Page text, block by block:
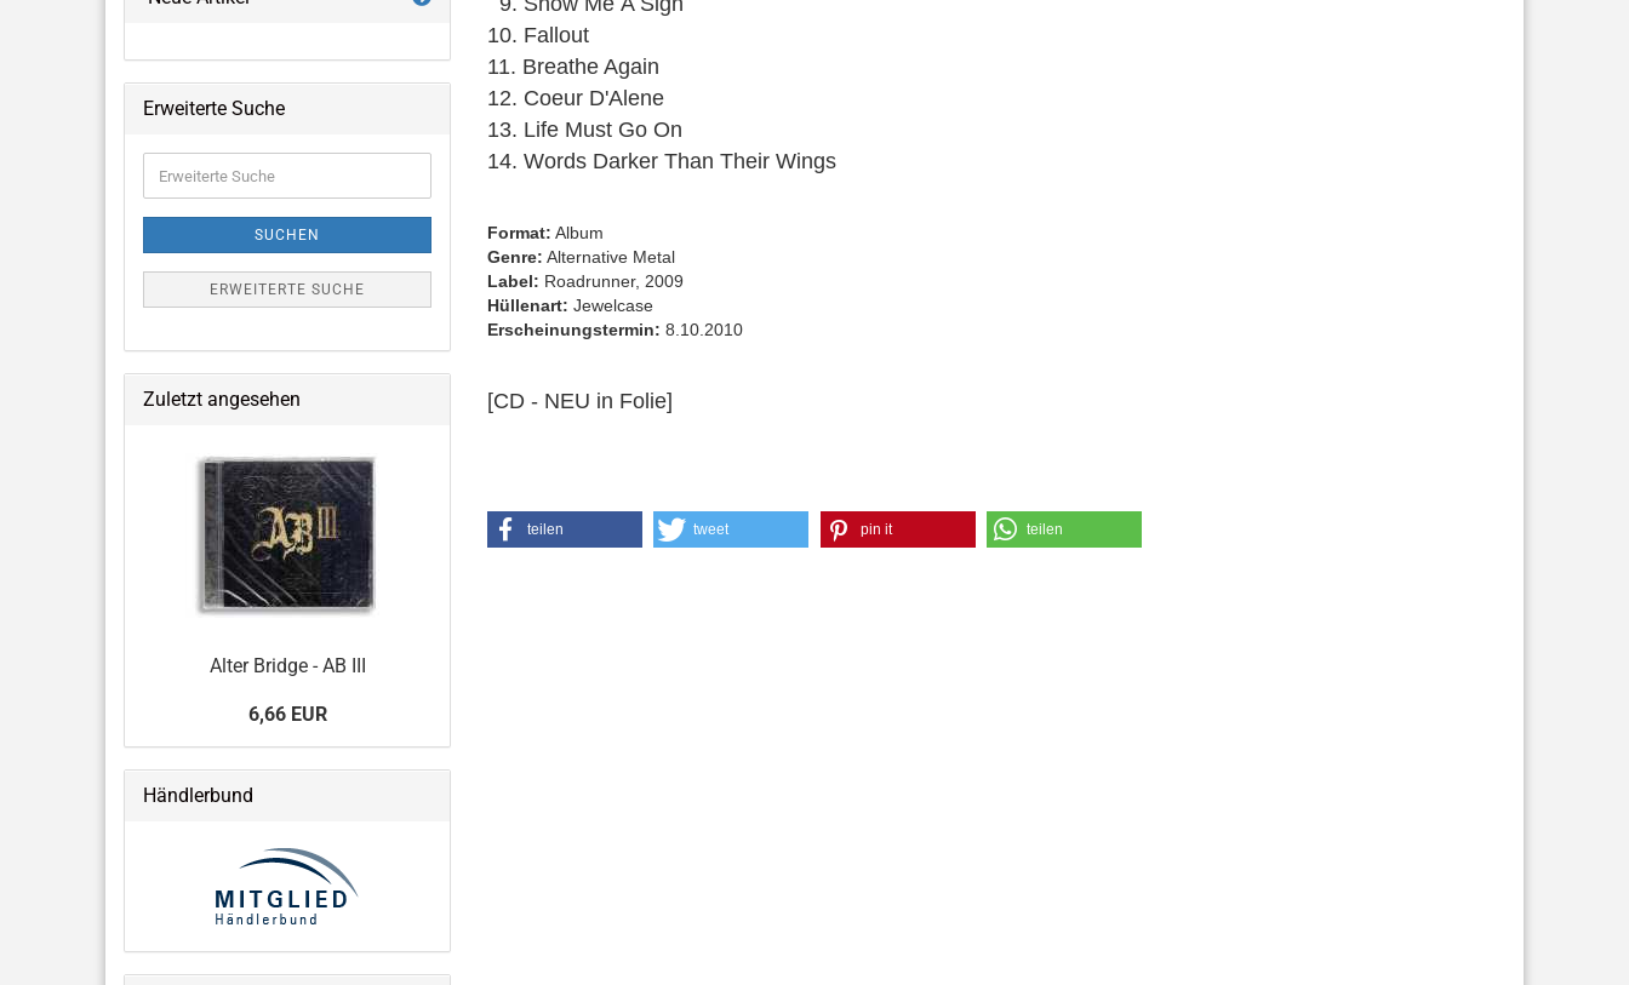
10. Fallout
11. Breathe Again
12. Coeur D'Alene
13. Life Must Go On
14. Words Darker Than Their Wings
Format: Album
Genre: Alternative Metal
Label: Roadrunner, 2009
Hüllenart: Jewelcase
Erscheinungstermin: 8.10.2010
[CD - NEU in Folie]
teilen tweet pin it teilen
Erweiterte Suche
Suche
SUCHEN
ERWEITERTE SUCHE
Zuletzt angesehen
Alter Bridge - AB III
6,66 EUR
Händlerbund